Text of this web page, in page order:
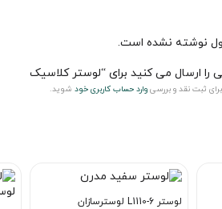
نوشته نشده است.
را ارسال می کنید برای “لوستر کلاسیک
برای ثبت نقد و بررسی وارد حساب کاربری خود شوید.
لوستر L1110-6 لوسترسازان